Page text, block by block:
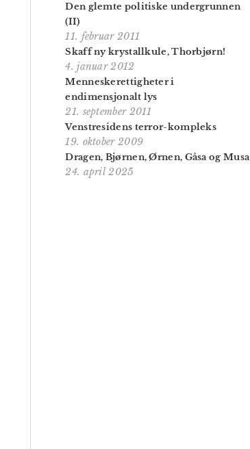
Den glemte politiske undergrunnen
(II)
11. februar 2011
Skaff ny krystallkule, Thorbjørn!
4. januar 2012
Menneskerettigheter i
endimensjonalt lys
21. september 2011
Venstresidens terror-kompleks
19. oktober 2009
Dragen, Bjørnen, Ørnen, Gåsa og Musa
24. april 2025